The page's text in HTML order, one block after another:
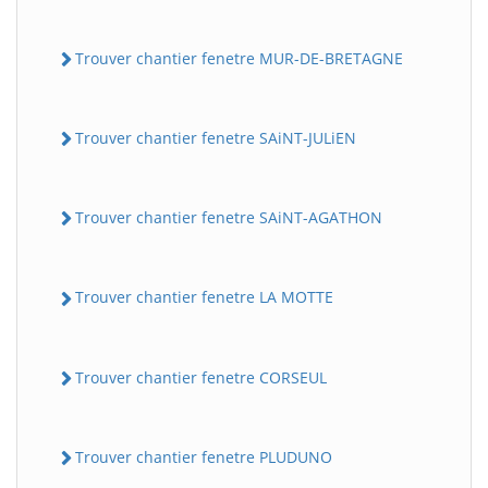
Trouver chantier fenetre MUR-DE-BRETAGNE
Trouver chantier fenetre SAiNT-JULiEN
Trouver chantier fenetre SAiNT-AGATHON
Trouver chantier fenetre LA MOTTE
Trouver chantier fenetre CORSEUL
Trouver chantier fenetre PLUDUNO